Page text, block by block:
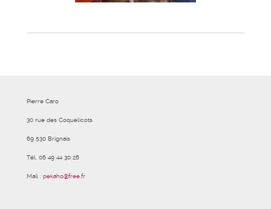
Pierre Caro
30 rue des Coquelicots
69 530 Brignais
Tél. 06 49 44 30 28
Mail : pekaho@free.fr